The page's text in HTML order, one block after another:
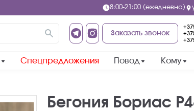
8:00-21:00 (ежедневно)
Заказать звонок
Спецпредложения Повод Кому
Бегония Бориас